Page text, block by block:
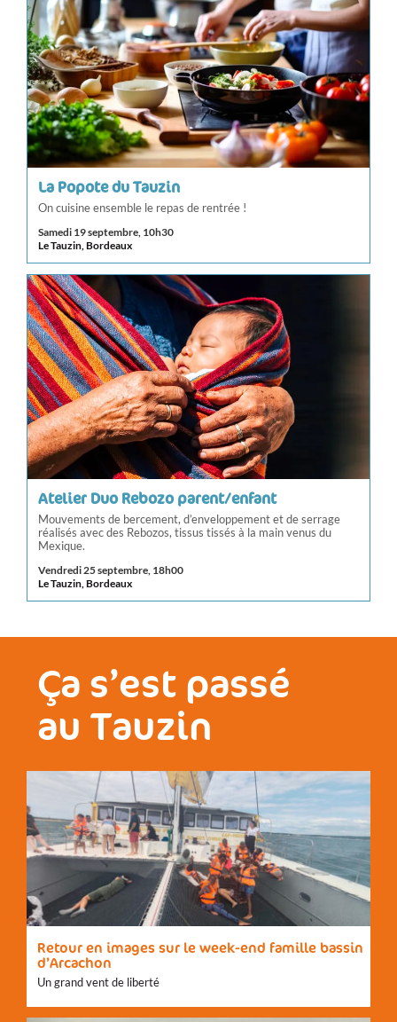
La Popote du Tauzin
On cuisine ensemble le repas de rentrée !
Samedi 19 septembre, 10h30
Le Tauzin, Bordeaux
Atelier Duo Rebozo parent/enfant
Mouvements de bercement, d’enveloppement et de serrage
réalisés avec des Rebozos, tissus tissés à la main venus du
Mexique.
Vendredi 25 septembre, 18h00
Le Tauzin, Bordeaux
Ça s’est passé
au Tauzin
Retour en images sur le week-end famille bassin
d’Arcachon
Un grand vent de liberté